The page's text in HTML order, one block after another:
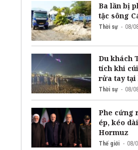
Ba lần bị
tặc sông
Thời sự 08/
Du khách
tích khi
rửa tay tại
Thời sự 08/
Phe cứng
ép, kéo
Hormuz
Thế giới 08/